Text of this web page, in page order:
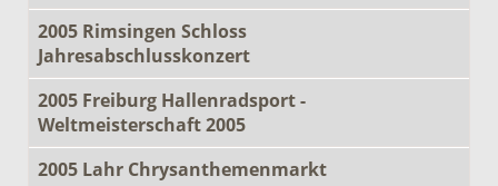
2005 Rimsingen Schloss
Jahresabschlusskonzert
2005 Freiburg Hallenradsport -
Weltmeisterschaft 2005
2005 Lahr Chrysanthemenmarkt